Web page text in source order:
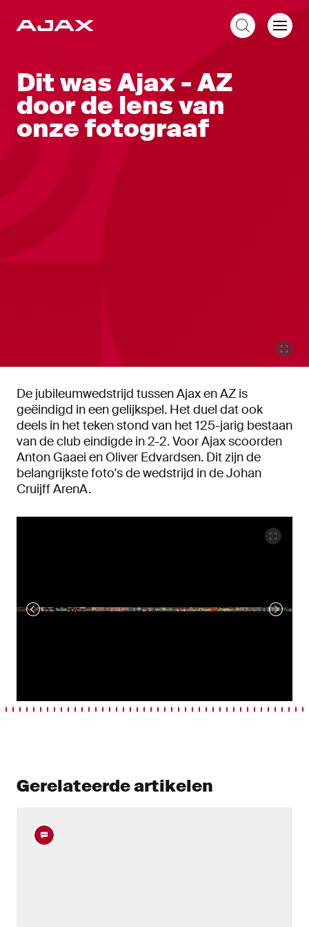
Dit was Ajax - AZ
door de lens van
onze fotograaf
De jubileumwedstrijd tussen Ajax en AZ is
geëindigd in een gelijkspel. Het duel dat ook
deels in het teken stond van het 125-jarig bestaan
van de club eindigde in 2-2. Voor Ajax scoorden
Anton Gaaei en Oliver Edvardsen. Dit zijn de
belangrijkste foto's de wedstrijd in de Johan
Cruijff ArenA.
Gerelateerde artikelen